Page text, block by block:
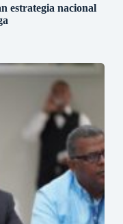
estrategia nacional